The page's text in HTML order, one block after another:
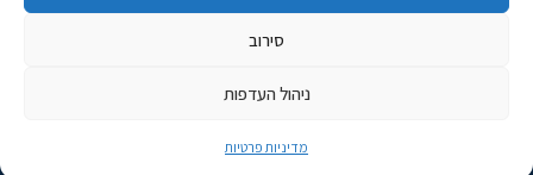
סירוב
ניהול העדפות
מדיניות פרטיות
כתובת דוא"ל:najww2@ybz.org.il
© כל הזכויות שמורות ליד יצחק בן-צבי ירושלים